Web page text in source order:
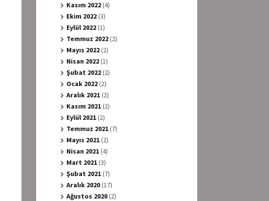
Kasım 2022(4)
Ekim 2022(3)
Eylül 2022(1)
Temmuz 2022(2)
Mayıs 2022(2)
Nisan 2022(1)
Şubat 2022(2)
Ocak 2022(2)
Aralık 2021(2)
Kasım 2021(2)
Eylül 2021(2)
Temmuz 2021(7)
Mayıs 2021(2)
Nisan 2021(4)
Mart 2021(3)
Şubat 2021(7)
Aralık 2020(17)
Ağustos 2020(2)